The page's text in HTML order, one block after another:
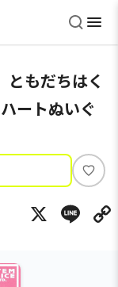
ともだちはく
ートぬいぐ
い
ね
X